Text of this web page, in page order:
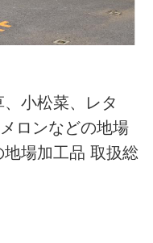
、小松菜、レタ
ロンなどの地場
場加工品 取扱総